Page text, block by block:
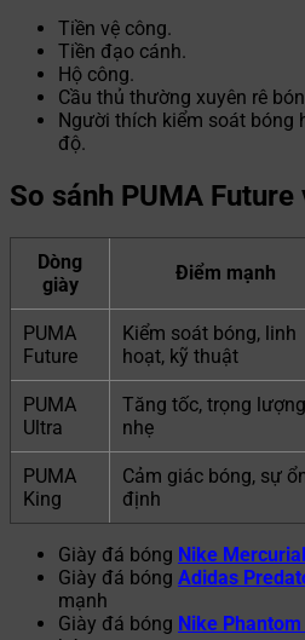
Tiền vệ công.
Tiền đạo cánh.
Hộ công.
Cầu thủ thường xuyên rê
Người thích kiểm soát bóng
độ.
So sánh PUMA
Dòng
giày
Điểm mạnh
PUMA
Future
Kiểm soát bóng, linh
hoạt, kỹ thuật
PUMA
Ultra
Tăng tốc, trọng lượng
nhẹ
PUMA
King
Cảm giác bóng, sự
định
Giày đá bóng Nike
Giày đá bóng Adidas
mạnh
Giày đá bóng Nike Phantom